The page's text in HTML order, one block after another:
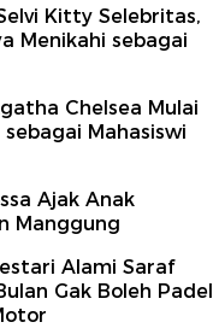
Kitty Selebritas,
Menikahi sebagai
Chelsea Mulai
Mahasiswi
Ajak Anak
Manggung
Alami Saraf
Gak Boleh Padel